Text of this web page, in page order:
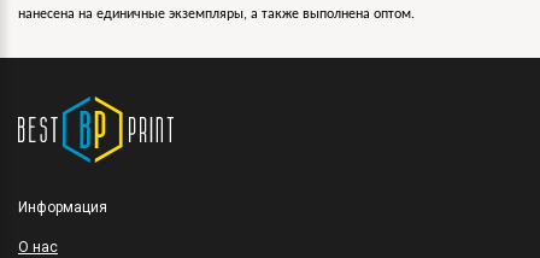
нанесена на единичные экземпляры, а также выполнена оптом.
Информация
O нас